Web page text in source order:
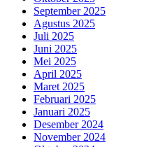
September 2025
Agustus 2025
Juli 2025
Juni 2025
Mei 2025
April 2025
Maret 2025
Februari 2025
Januari 2025
Desember 2024
November 2024